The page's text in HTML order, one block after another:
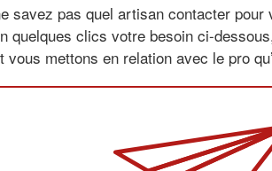
savez pas quel artisan contacter pour
quelques clics votre besoin ci-
vous mettons en relation avec le pro